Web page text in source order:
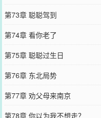
第73章 聪聪驾到
第74章 看你老了
第75章 聪聪过生日
第76章 东北局势
第77章 劝父母来南京
第78章 你以为我不想走？